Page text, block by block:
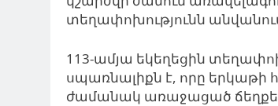
տեղափոխությունն
113-ամյա եկեղեցին
սպառնալիքն է, որը
ժամանակ առաջացած